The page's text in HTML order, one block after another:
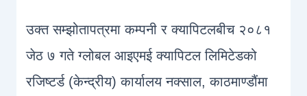
उक्त सम्झोतापत्रमा कम्पनी र क्यापिटलबीच २०८१
जेठ ७ गते ग्लोबल आइएमई क्यापिटल लिमिटेडको
रजिष्टर्ड (केन्द्रीय) कार्यालय नक्साल, काठमाण्डौंमा